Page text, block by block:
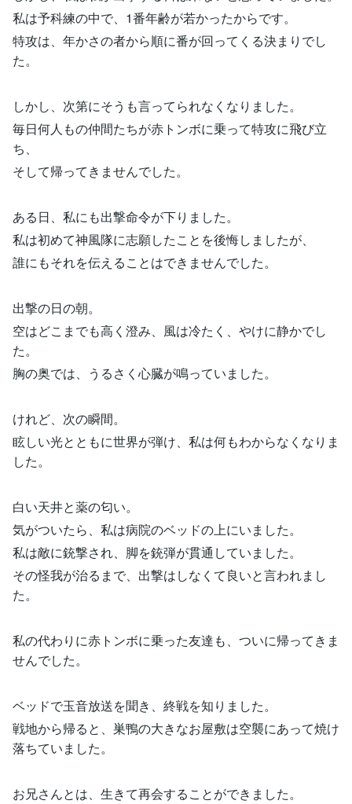
私は予科練の中で、1番年齢が若かったからです。
特攻は、年かさの者から順に番が回ってくる決まりでし
た。
しかし、次第にそうも言ってられなくなりました。
毎日何人もの仲間たちが赤トンボに乗って特攻に飛び立
ち、
そして帰ってきませんでした。
ある日、私にも出撃命令が下りました。
私は初めて神風隊に志願したことを後悔しましたが、
誰にもそれを伝えることはできませんでした。
出撃の日の朝。
空はどこまでも高く澄み、風は冷たく、やけに静かでし
た。
胸の奥では、うるさく心臓が鳴っていました。
けれど、次の瞬間。
眩しい光とともに世界が弾け、私は何もわからなくなりま
した。
白い天井と薬の匂い。
気がついたら、私は病院のベッドの上にいました。
私は敵に銃撃され、脚を銃弾が貫通していました。
その怪我が治るまで、出撃はしなくて良いと言われまし
た。
私の代わりに赤トンボに乗った友達も、ついに帰ってきま
せんでした。
ベッドで玉音放送を聞き、終戦を知りました。
戦地から帰ると、巣鴨の大きなお屋敷は空襲にあって焼け
落ちていました。
お兄さんとは、生きて再会することができました。